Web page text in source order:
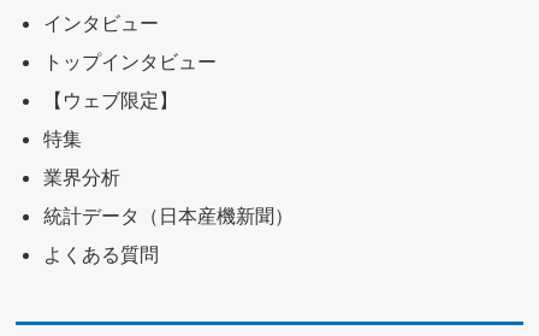
インタビュー
トップインタビュー
【ウェブ限定】
特集
業界分析
統計データ（日本産機新聞）
よくある質問